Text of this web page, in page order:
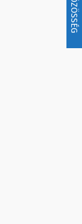
KÖZÖSSÉG